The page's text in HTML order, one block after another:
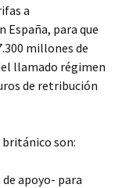
a
España, para que
millones de
llamado régimen
de retribución
son:
apoyo- para